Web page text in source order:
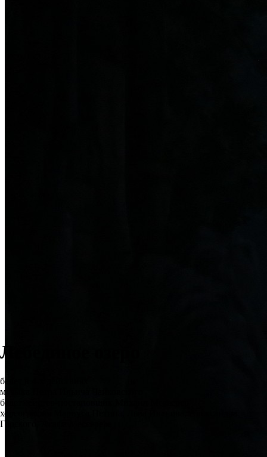
Лебединое озеро
балет в 4-х действиях
музыка Петра Ильича Чайковского
балетмейстер-постановщик Михаил Мессерер
хореография Мариуса Петипа, Льва Иванова, Александра
Горского, Асафа Мессерера